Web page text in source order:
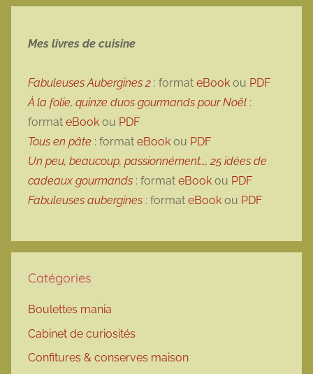
Mes livres de cuisine
Fabuleuses Aubergines 2 : format eBook ou PDF
À la folie, quinze duos gourmands pour Noël :
format eBook ou PDF
Tous en pâte : format eBook ou PDF
Un peu, beaucoup, passionnément…, 25 idées de
cadeaux gourmands : format eBook ou PDF
Fabuleuses aubergines : format eBook ou PDF
Catégories
Boulettes mania
Cabinet de curiosités
Confitures & conserves maison